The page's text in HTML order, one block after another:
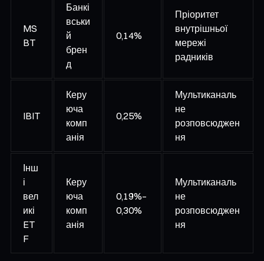
MS
BT
Банкі
вськи
й
брен
д
0,14%
Пріоритет
внутрішньої
мережі
радників
IBIT
Керу
юча
комп
анія
0,25%
Мультиканаль
не
розповсюджен
ня
Інш
і
вел
икі
ET
F
Керу
юча
комп
анія
0,19%–
0,30%
Мультиканаль
не
розповсюджен
ня